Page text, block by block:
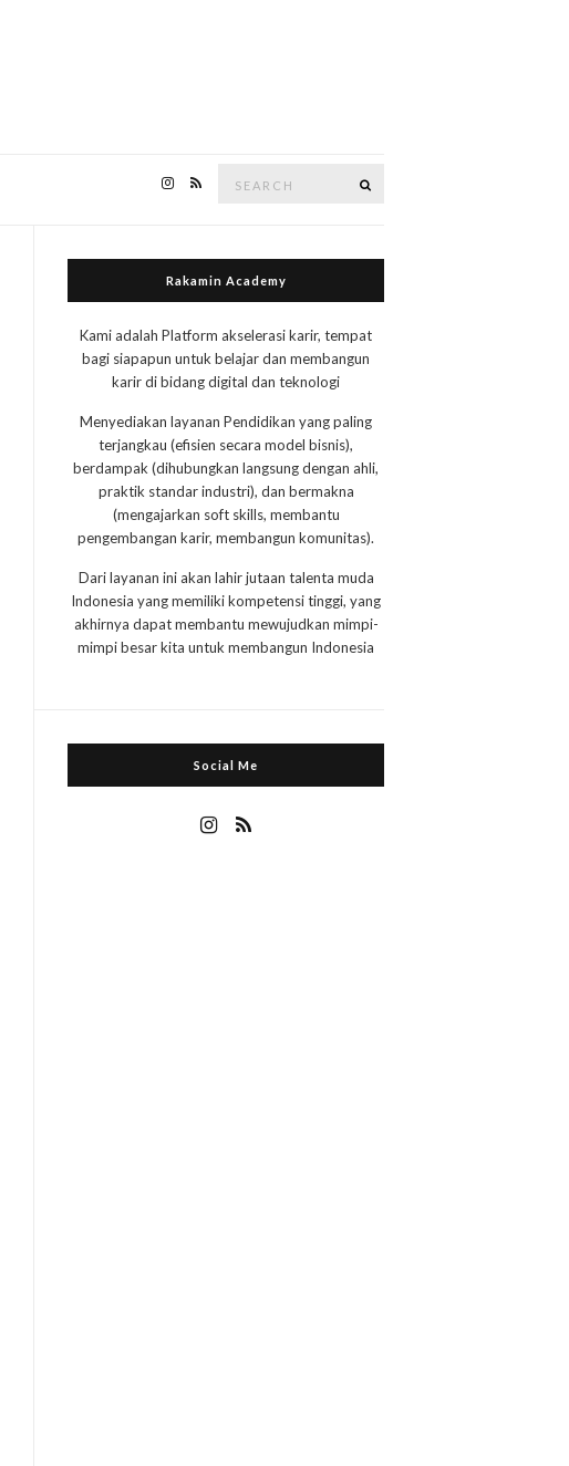
Rakamin Academy
Kami adalah Platform akselerasi karir, tempat
bagi siapapun untuk belajar dan membangun
karir di bidang digital dan teknologi
Menyediakan layanan Pendidikan yang paling
terjangkau (efisien secara model bisnis),
berdampak (dihubungkan langsung dengan ahli,
praktik standar industri), dan bermakna
(mengajarkan soft skills, membantu
pengembangan karir, membangun komunitas).
Dari layanan ini akan lahir jutaan talenta muda
Indonesia yang memiliki kompetensi tinggi, yang
akhirnya dapat membantu mewujudkan mimpi-
mimpi besar kita untuk membangun Indonesia
Social Me